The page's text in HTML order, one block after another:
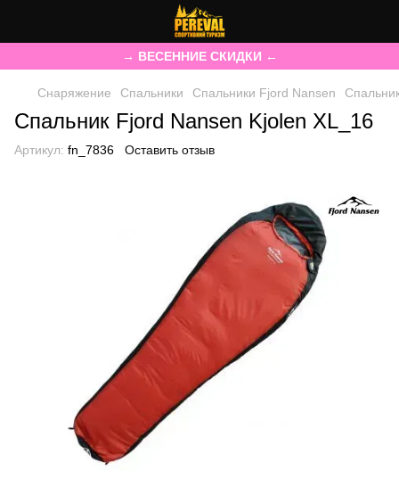
→ ВЕСЕННИЕ СКИДКИ ←
Снаряжение Спальники Спальники Fjord Nansen
Спальник Fjord Nansen Kjolen XL_16
Артикул: fn_7836 Оставить отзыв